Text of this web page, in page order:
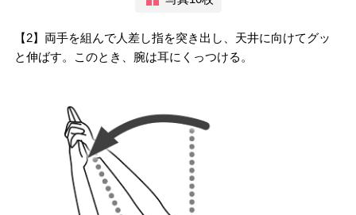
【2】両手を組んで人差し指を突き出し、天井に向けてグッ
と伸ばす。このとき、腕は耳にくっつける。